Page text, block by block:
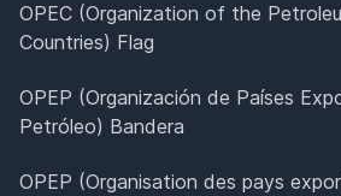
OPEC (Organization of the
Countries) Flag
OPEP (Organización de Países
Petróleo) Bandera
OPEP (Organisation des pays